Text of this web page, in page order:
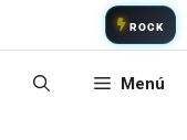
ROCK
Menú